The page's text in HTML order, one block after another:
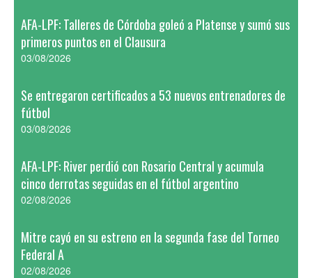
AFA-LPF: Talleres de Córdoba goleó a Platense y sumó sus
primeros puntos en el Clausura
03/08/2026
Se entregaron certificados a 53 nuevos entrenadores de
fútbol
03/08/2026
AFA-LPF: River perdió con Rosario Central y acumula
cinco derrotas seguidas en el fútbol argentino
02/08/2026
Mitre cayó en su estreno en la segunda fase del Torneo
Federal A
02/08/2026